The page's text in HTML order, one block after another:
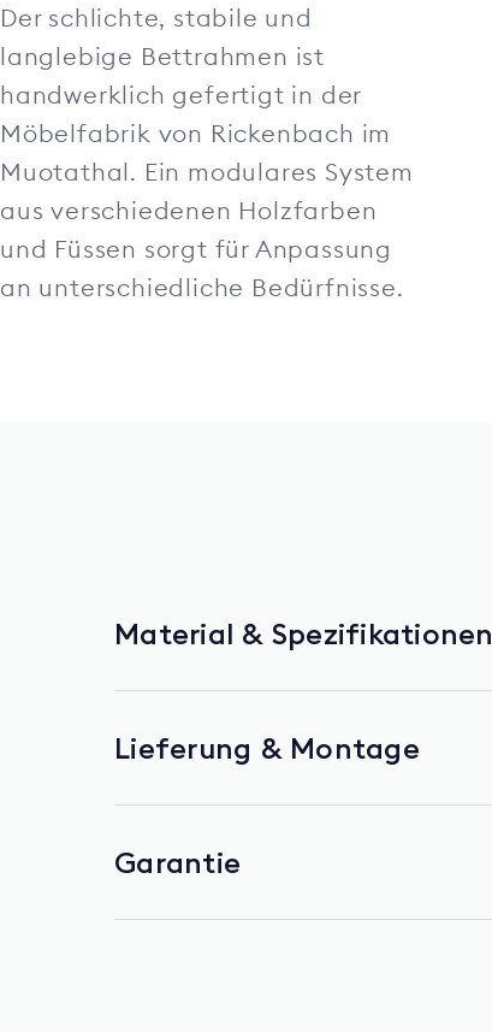
Der schlichte, stabile und
langlebige Bettrahmen ist
handwerklich gefertigt in der
Möbelfabrik von Rickenbach im
Muotathal. Ein modulares System
aus verschiedenen Holzfarben
und Füssen sorgt für Anpassung
an unterschiedliche Bedürfnisse.
Material & Spezifikationen
Lieferung & Montage
Garantie